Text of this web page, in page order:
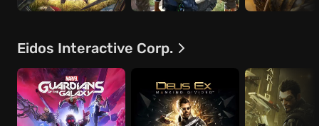
Eidos Interactive Corp.